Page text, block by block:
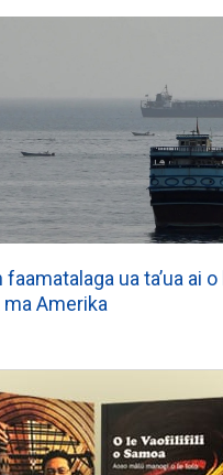
ua ta’ua ai
ma Amerika